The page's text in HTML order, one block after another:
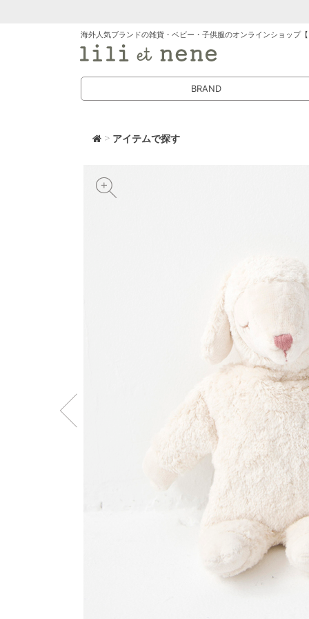
海外人気ブランドの雑貨・ベビー・子供服のオンラインショップ
BRAND
> アイテムで探す